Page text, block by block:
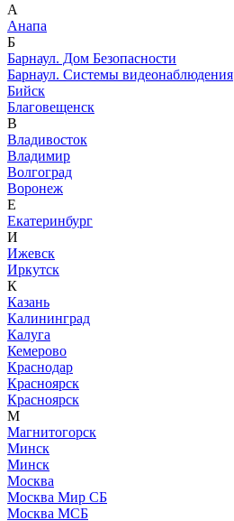
А
Анапа
Б
Барнаул. Дом Безопасности
Барнаул. Системы видеонаблюдения
Бийск
Благовещенск
В
Владивосток
Владимир
Волгоград
Воронеж
Е
Екатеринбург
И
Ижевск
Иркутск
К
Казань
Калининград
Калуга
Кемерово
Краснодар
Красноярск
Красноярск
М
Магнитогорск
Минск
Минск
Москва
Москва Мир СБ
Москва МСБ